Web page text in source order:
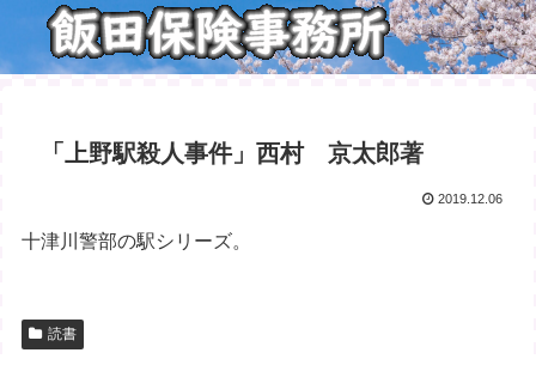
「上野駅殺人事件」西村 京太郎著
2019.12.06
十津川警部の駅シリーズ。
読書